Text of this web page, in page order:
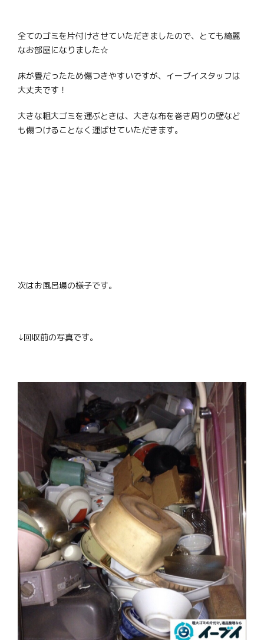
全てのゴミを片付けさせていただきましたので、とても綺麗
なお部屋になりました☆
床が畳だったため傷つきやすいですが、イーブイスタッフは
大丈夫です！
大きな粗大ゴミを運ぶときは、大きな布を巻き周りの壁など
も傷つけることなく運ばせていただきます。
次はお風呂場の様子です。
↓回収前の写真です。